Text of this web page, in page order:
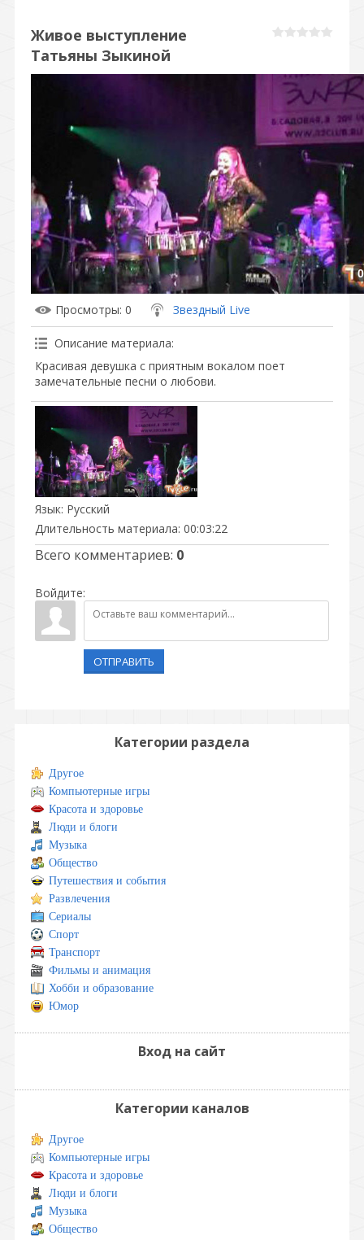
Живое выступление
Татьяны Зыкиной
Просмотры: 0 Звездный Live
Описание материала:
Красивая девушка с приятным вокалом поет
замечательные песни о любови.
Язык: Русский
Длительность материала: 00:03:22
Всего комментариев: 0
Войдите:
ОТПРАВИТЬ
Категории раздела
Другое
Компьютерные игры
Красота и здоровье
Люди и блоги
Музыка
Общество
Путешествия и события
Развлечения
Сериалы
Спорт
Транспорт
Фильмы и анимация
Хобби и образование
Юмор
Вход на сайт
Категории каналов
Другое
Компьютерные игры
Красота и здоровье
Люди и блоги
Музыка
Общество